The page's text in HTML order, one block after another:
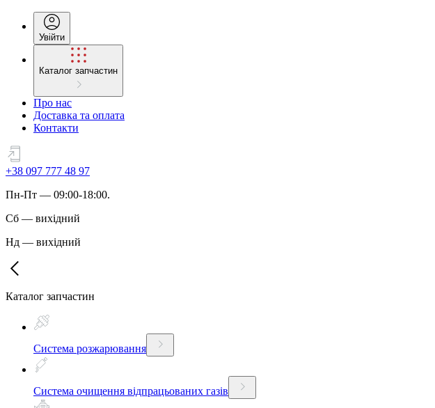
Увійти
Каталог запчастин
Про нас
Доставка та оплата
Контакти
+38 097 777 48 97
Пн-Пт — 09:00-18:00.
Сб — вихідний
Нд — вихідний
Каталог запчастин
Система розжарювання
Система очищення відпрацьованих газів